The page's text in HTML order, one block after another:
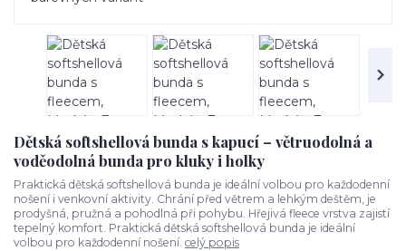
Dětská softshellová bunda s kapucí – větruodolná a
voděodolná bunda pro kluky i holky
Praktická dětská softshellová bunda je ideální volbou pro každodenní
nošení i venkovní aktivity. Chrání před větrem a lehkým deštěm, je
prodyšná, pružná a pohodlná při pohybu. Hřejivá fleece vrstva zajistí
tepelný komfort. Praktická dětská softshellová bunda je ideální
volbou pro každodenní nošení. celý popis